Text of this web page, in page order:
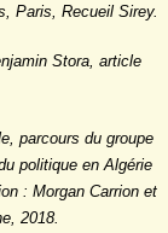
Paris, Recueil Sirey.
Stora, article
parcours du groupe
politique en Algérie
: Morgan Carrion et
2018.